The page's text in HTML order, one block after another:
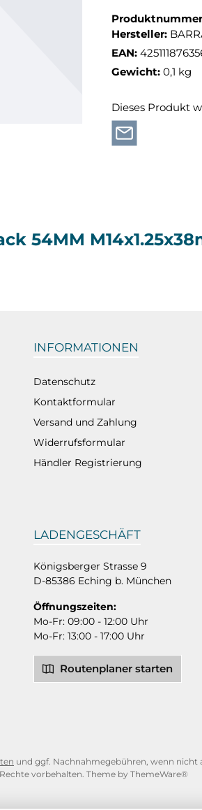
Hersteller:
EAN:
Gewicht: 0,1 kg
Dieses Produkt
54MM
INFORMATIONEN
Datenschutz
Kontaktformular
Versand und Zahlung
Widerrufsformular
Händler Registrierung
LADENGESCHÄFT
Königsberger Strasse 9
D-85386 Eching b. München
Öffnungszeiten:
Mo-Fr: 09:00 - 12:00 Uhr
Mo-Fr: 13:00 - 17:00 Uhr
Routenplaner starten
und ggf. Nachnahmegebühren, wenn nicht
vorbehalten. Theme by ThemeWare®